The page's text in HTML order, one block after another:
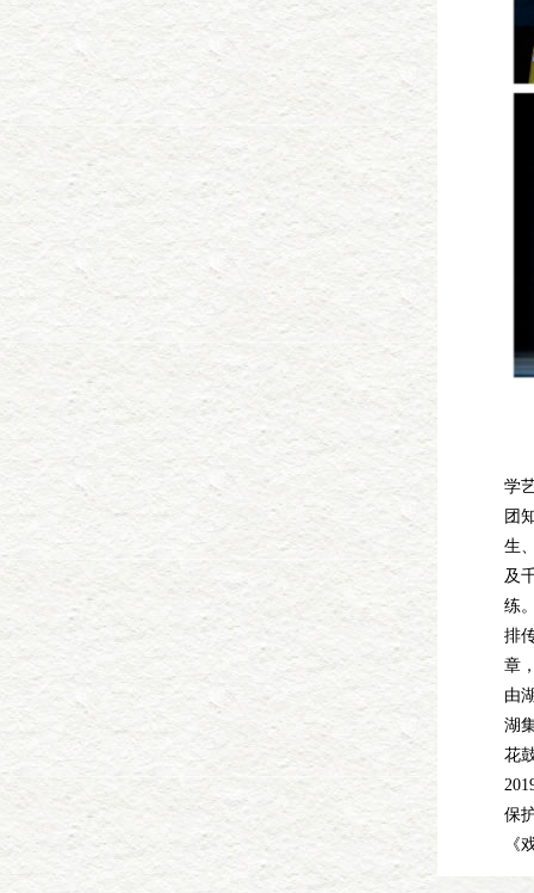
学
团
生
及
练
排
章
由
湖
花
保
《